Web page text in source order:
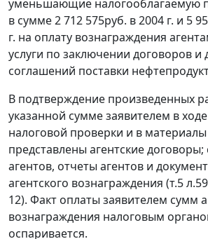
уменьшающие налогооблагаемую
в сумме 2 712 575руб. в 2004 г. и 5
г. на оплату вознаграждения
услуги по заключении договоров
соглашений поставки
В подтверждение произведенных
указанной сумме заявителем в
налоговой проверки и в материалы
представлены агентские
агентов, отчеты агентов и
агентского вознаграждения (т.5
12). Факт оплаты заявителем сумм
вознаграждения налоговым
оспаривается.